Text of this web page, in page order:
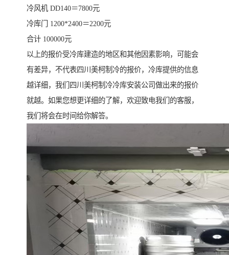
冷风机 DD140＝7800元
冷库门 1200*2400＝2200元
合计 100000元
以上的报价受冷库建造的地区和其他因素影响，可能会
有差异，不代表四川美柯制冷的报价，冷库提供的信息
越详细，我们四川美柯制冷冷库安装公司做出来的报价
就越。如果您想更详细的了解，欢迎致电我们的客服，
我们将会在时间给你解答。